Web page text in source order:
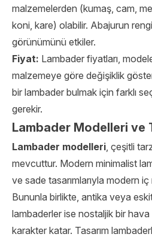
malzemelerden (kumaş, cam,
koni, kare) olabilir. Abajurun
görünümünü etkiler.
Fiyat: Lambader fiyatları,
malzemeye göre değişiklik
bir lambader bulmak için farklı
gerekir.
Lambader Modelleri ve
Lambader modelleri, çeşitli
mevcuttur. Modern minimalist
ve sade tasarımlarıyla modern
Bununla birlikte, antika veya
lambaderler ise nostaljik bir hava
karakter katar. Tasarım